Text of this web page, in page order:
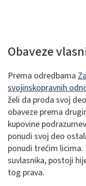
Obaveze
Prema odredbama
svojinskopravnih
želi da proda svoj
obaveze prema
kupovine
ponudi svoj deo
ponudi trećim licima.
suvlasnika, postoji
tog prava.